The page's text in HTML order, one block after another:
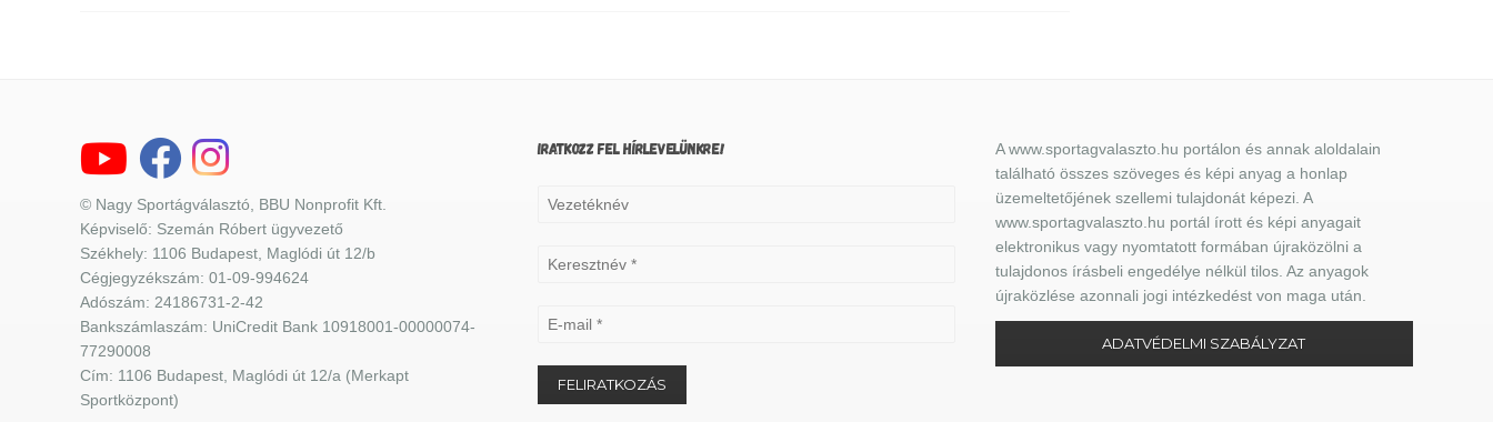
© Nagy Sportágválasztó, BBU Nonprofit Kft.
Képviselő: Szemán Róbert ügyvezető
Székhely: 1106 Budapest, Maglódi út 12/b
Cégjegyzékszám: 01-09-994624
Adószám: 24186731-2-42
Bankszámlaszám: UniCredit Bank 10918001-00000074-
77290008
Cím: 1106 Budapest, Maglódi út 12/a (Merkapt
Sportközpont)
IRATKOZZ FEL HÍRLEVELÜNKRE!
A www.sportagvalaszto.hu portálon és annak aloldalain
található összes szöveges és képi anyag a honlap
üzemeltetőjének szellemi tulajdonát képezi. A
www.sportagvalaszto.hu portál írott és képi anyagait
elektronikus vagy nyomtatott formában újraközölni a
tulajdonos írásbeli engedélye nélkül tilos. Az anyagok
újraközlése azonnali jogi intézkedést von maga után.
ADATVÉDELMI SZABÁLYZAT